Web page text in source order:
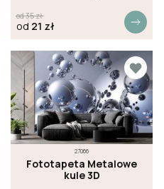
od35zł
od 21 zł
27066
Fototapeta Metalowe
kule 3D